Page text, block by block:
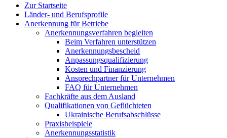
Zur Startseite
Länder- und Berufsprofile
Anerkennung für Betriebe
Anerkennungsverfahren begleiten
Beim Verfahren unterstützen
Anerkennungsbescheid
Anpassungsqualifizierung
Kosten und Finanzierung
Ansprechpartner für Unternehmen
FAQ für Unternehmen
Fachkräfte aus dem Ausland
Qualifikationen von Geflüchteten
Ukrainische Berufsabschlüsse
Praxisbeispiele
Anerkennungsstatistik